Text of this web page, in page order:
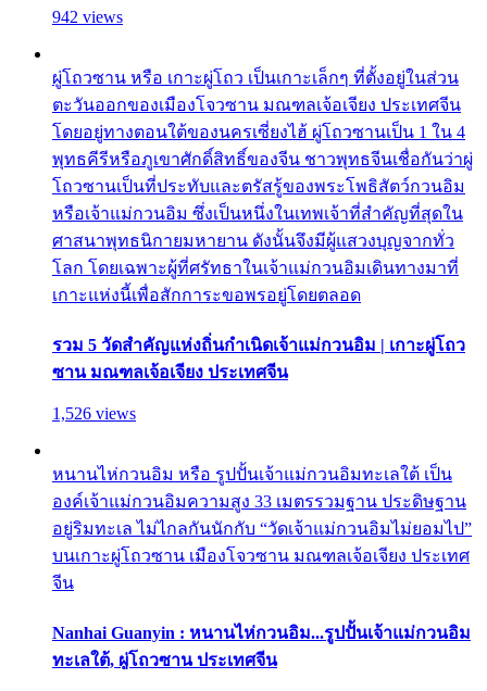
942 views
ผู่โถวซาน หรือ เกาะผู่โถว เป็นเกาะเล็กๆ ที่ตั้งอยู่ในส่วน
ตะวันออกของเมืองโจวซาน มณฑลเจ้อเจียง ประเทศจีน
โดยอยู่ทางตอนใต้ของนครเซี่ยงไฮ้ ผู่โถวซานเป็น 1 ใน 4
พุทธคีรีหรือภูเขาศักดิ์สิทธิ์ของจีน ชาวพุทธจีนเชื่อกันว่าผู่
โถวซานเป็นที่ประทับและตรัสรู้ของพระโพธิสัตว์กวนอิม
หรือเจ้าแม่กวนอิม ซึ่งเป็นหนึ่งในเทพเจ้าที่สำคัญที่สุดใน
ศาสนาพุทธนิกายมหายาน ดังนั้นจึงมีผู้แสวงบุญจากทั่ว
โลก โดยเฉพาะผู้ที่ศรัทธาในเจ้าแม่กวนอิมเดินทางมาที่
เกาะแห่งนี้เพื่อสักการะขอพรอยู่โดยตลอด
รวม 5 วัดสำคัญแห่งถิ่นกำเนิดเจ้าแม่กวนอิม | เกาะผู่โถว
ซาน มณฑลเจ้อเจียง ประเทศจีน
1,526 views
หนานไห่กวนอิม หรือ รูปปั้นเจ้าแม่กวนอิมทะเลใต้ เป็น
องค์เจ้าแม่กวนอิมความสูง 33 เมตรรวมฐาน ประดิษฐาน
อยู่ริมทะเล ไม่ไกลกันนักกับ “วัดเจ้าแม่กวนอิมไม่ยอมไป”
บนเกาะผู่โถวซาน เมืองโจวซาน มณฑลเจ้อเจียง ประเทศ
จีน
Nanhai Guanyin : หนานไห่กวนอิม...รูปปั้นเจ้าแม่กวนอิม
ทะเลใต้, ผู่โถวซาน ประเทศจีน